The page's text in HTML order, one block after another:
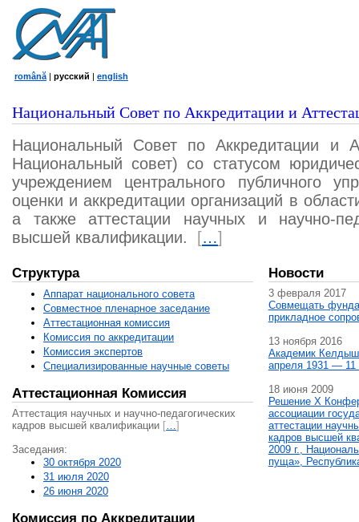
română | русский | english
Национальный Совет по Аккредитации и
Национальный Совет по Аккредитации и
Национальный совет) со статусом
учреждением центрального публичного
оценки и аккредитации организаций в
а также аттестации научных и научно-
высшей квалификации.
[…]
Структура
Аппарат национального совета
Совместное пленарное заседание
Аттестационная комисcия
Комиссия по аккредитации
Комиссия экспертов
Специализированные научные советы
Аттестационная Комиссия
Аттестация научных и научно-педагогических
кадров высшей квалификации […]
Заседания:
30 октября 2020
31 июля 2020
26 июня 2020
Комиссия по Аккредитации
Новости
3 февраля 2017
Совмещать
прикладное
13 ноября 2016
Академик
апреля 1931 — 11
18 июня 2009
Решение X
ассоциации
аттестации
кадров высшей
2009 г.,
пуща»,